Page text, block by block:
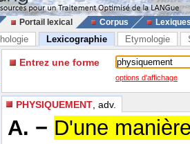
Portail lexical Corpus
Lexicographie Etymologie
Entrez une forme
options d'affichage
PHYSIQUEMENT , adv.
A. − D'une